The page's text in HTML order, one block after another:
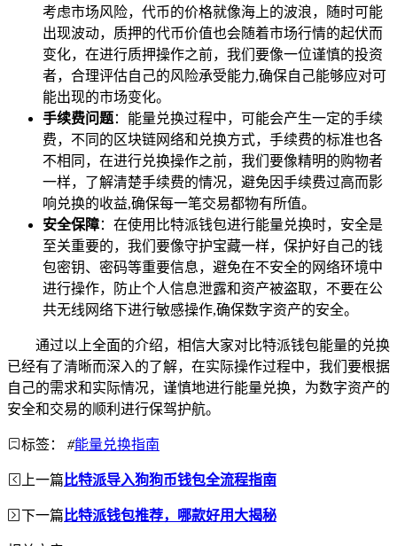
考虑市场风险，代币的价格就像海上的波浪，随时可能
出现波动，质押的代币价值也会随着市场行情的起伏而
变化，在进行质押操作之前，我们要像一位谨慎的投资
者，合理评估自己的风险承受能力,确保自己能够应对可
能出现的市场变化。
手续费问题：能量兑换过程中，可能会产生一定的手续
费，不同的区块链网络和兑换方式，手续费的标准也各
不相同，在进行兑换操作之前，我们要像精明的购物者
一样，了解清楚手续费的情况，避免因手续费过高而影
响兑换的收益,确保每一笔交易都物有所值。
安全保障：在使用比特派钱包进行能量兑换时，安全是
至关重要的，我们要像守护宝藏一样，保护好自己的钱
包密钥、密码等重要信息，避免在不安全的网络环境中
进行操作，防止个人信息泄露和资产被盗取，不要在公
共无线网络下进行敏感操作,确保数字资产的安全。
通过以上全面的介绍，相信大家对比特派钱包能量的兑换
已经有了清晰而深入的了解，在实际操作过程中，我们要根据
自己的需求和实际情况，谨慎地进行能量兑换，为数字资产的
安全和交易的顺利进行保驾护航。
标签： #能量兑换指南
上一篇 比特派导入狗狗币钱包全流程指南
下一篇 比特派钱包推荐，哪款好用大揭秘